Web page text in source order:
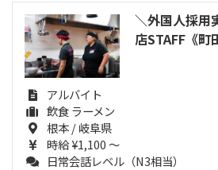
＼外国人採用
店STAFF《町
アルバイト
飲食 ラーメン
根本 / 岐阜県
時給 ¥1,100 ～
日常会話レベル（N3相当）